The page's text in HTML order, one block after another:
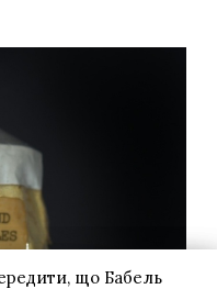
що Бабель